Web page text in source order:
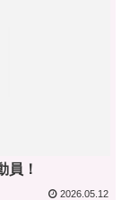
員！
2026.05.12